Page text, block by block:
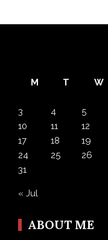
M
T W
3
4 5
10
11 12
17
18 19
24
25 26
31
« Jul
ABOUT ME